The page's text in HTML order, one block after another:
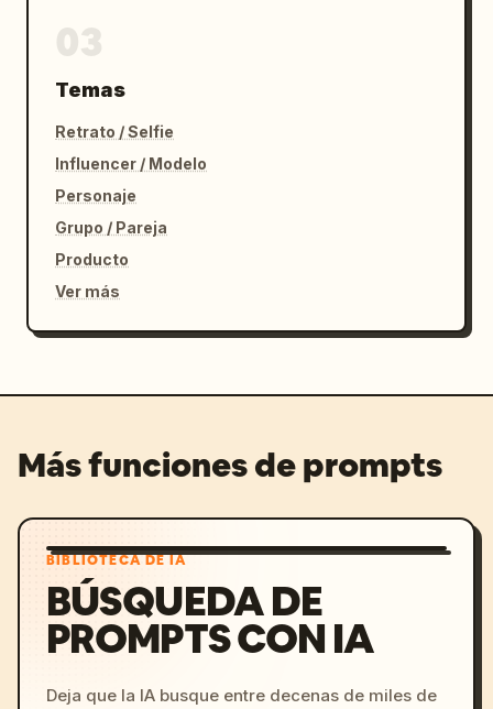
Temas
Retrato / Selfie
Influencer / Modelo
Personaje
Grupo / Pareja
Producto
Ver más
Más funciones de prompts
BIBLIOTECA DE IA
BÚSQUEDA DE
PROMPTS CON IA
Deja que la IA busque entre decenas de miles de